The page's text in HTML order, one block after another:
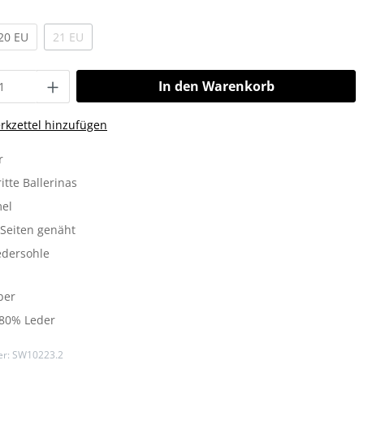
EU 21 EU
In den Warenkorb
hinzufügen
Ballerinas
genäht
Leder
SW10223.2